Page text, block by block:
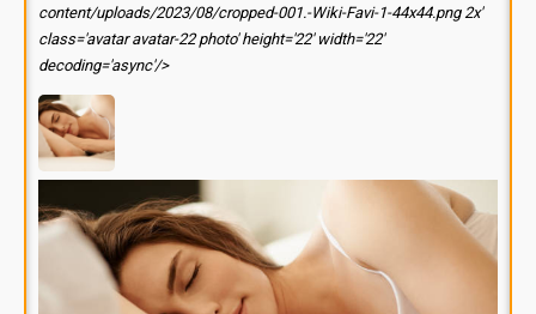
content/uploads/2023/08/cropped-001.-Wiki-Favi-1-44x44.png 2x'
class='avatar avatar-22 photo' height='22' width='22'
decoding='async'/>